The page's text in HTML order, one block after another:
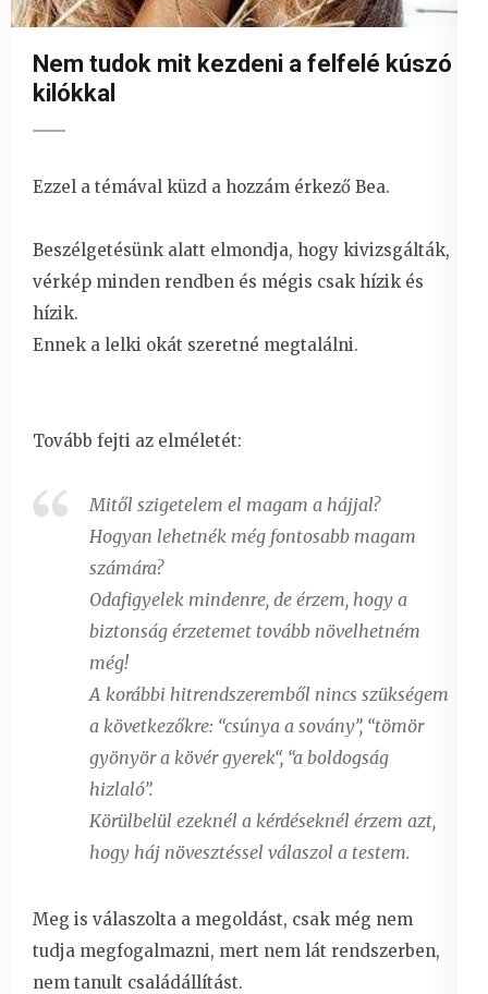
Nem tudok mit kezdeni a felfelé kúszó
kilókkal
Ezzel a témával küzd a hozzám érkező Bea.
Beszélgetésünk alatt elmondja, hogy kivizsgálták,
vérkép minden rendben és mégis csak hízik és
hízik.
Ennek a lelki okát szeretné megtalálni.
Tovább fejti az elméletét:
Mitől szigetelem el magam a hájjal?
Hogyan lehetnék még fontosabb magam
számára?
Odafigyelek mindenre, de érzem, hogy a
biztonság érzetemet tovább növelhetném
még!
A korábbi hitrendszeremből nincs szükségem
a következőkre: “csúnya a sovány”, “tömör
gyönyör a kövér gyerek“, “a boldogság
hizlaló”.
Körülbelül ezeknél a kérdéseknél érzem azt,
hogy háj növesztéssel válaszol a testem.
Meg is válaszolta a megoldást, csak még nem
tudja megfogalmazni, mert nem lát rendszerben,
nem tanult családállítást.